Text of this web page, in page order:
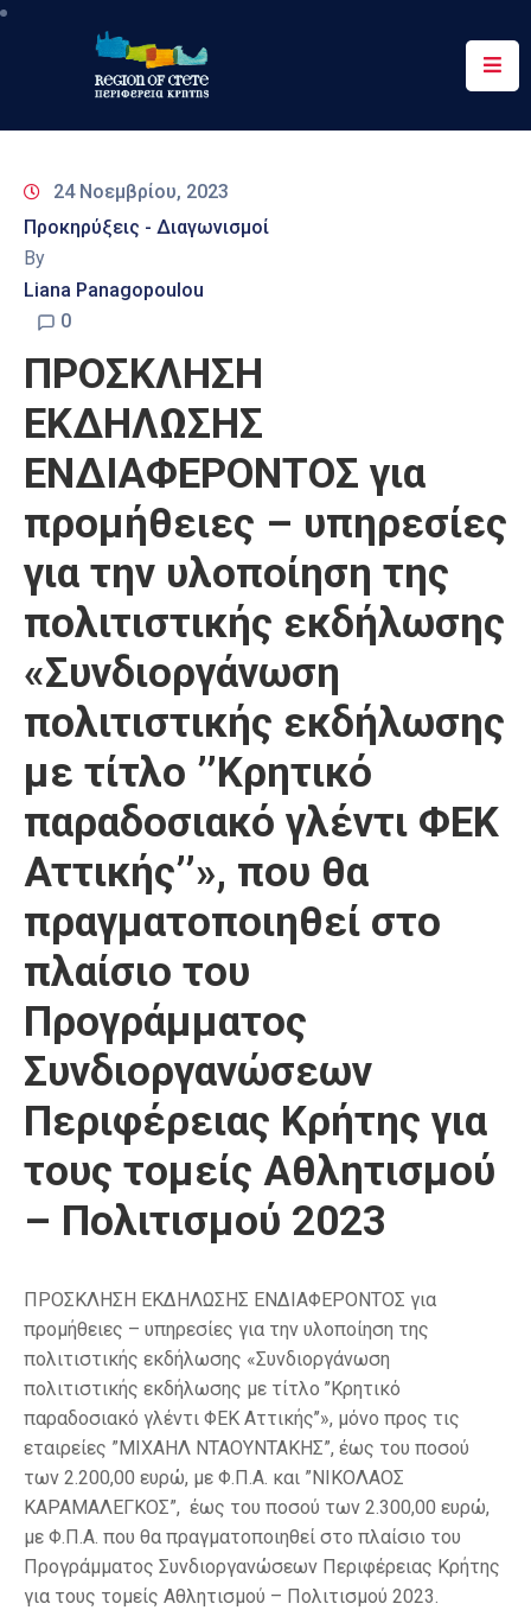
Περιφέρεια
&
Δράσεις
Ψηφιακές
Επικοινωνία
24 Νοεμβρίου, 2023
Προκηρύξεις - Διαγωνισμοί
By
Liana Panagopoulou
0
ΠΡΟΣΚΛΗΣΗ
ΕΚΔΗΛΩΣΗΣ
ΕΝΔΙΑΦΕΡΟΝΤΟΣ για
προμήθειες – υπηρεσίες
για την υλοποίηση της
πολιτιστικής εκδήλωσης
«Συνδιοργάνωση
πολιτιστικής εκδήλωσης
με τίτλο ’’Κρητικό
παραδοσιακό γλέντι ΦΕΚ
Αττικής’’», που θα
πραγματοποιηθεί στο
πλαίσιο του
Προγράμματος
Συνδιοργανώσεων
Περιφέρειας Κρήτης για
τους τομείς Αθλητισμού
– Πολιτισμού 2023
ΠΡΟΣΚΛΗΣΗ ΕΚΔΗΛΩΣΗΣ ΕΝΔΙΑΦΕΡΟΝΤΟΣ για
προμήθειες – υπηρεσίες για την υλοποίηση της
πολιτιστικής εκδήλωσης «Συνδιοργάνωση
πολιτιστικής εκδήλωσης με τίτλο ’’Κρητικό
παραδοσιακό γλέντι ΦΕΚ Αττικής’’», μόνο προς τις
εταιρείες ”ΜΙΧΑΗΛ ΝΤΑΟΥΝΤΑΚΗΣ”, έως του ποσού
των 2.200,00 ευρώ, με Φ.Π.Α. και ”ΝΙΚΟΛΑΟΣ
ΚΑΡΑΜΑΛΕΓΚΟΣ”, έως του ποσού των 2.300,00 ευρώ,
με Φ.Π.Α. που θα πραγματοποιηθεί στο πλαίσιο του
Προγράμματος Συνδιοργανώσεων Περιφέρειας Κρήτης
για τους τομείς Αθλητισμού – Πολιτισμού 2023.